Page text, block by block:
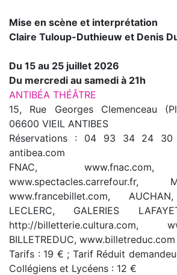
Mise en scène et interprétation
Claire Tuloup-Duthieuw et Denis
Du 15 au 25 juillet 2026
Du mercredi au samedi à 21h
ANTIBÉA THÉÂTRE
15, Rue Georges Clemenceau
06600 VIEIL ANTIBES
Réservations : 04 93 34 24 30
antibea.com
FNAC, www.fnac.com,
www.spectacles.carrefour.fr,
www.francebillet.com,
LECLERC, GALERIES
http://billetterie.cultura.com,
BILLETREDUC, www.billetreduc.com
Tarifs : 19 € ; Tarif Réduit
Collégiens et Lycéens : 12 €